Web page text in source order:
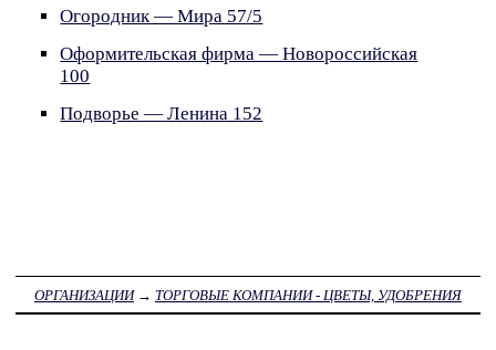
Огородник — Мира 57/5
Оформительская фирма — Новороссийская
100
Подворье — Ленина 152
ОРГАНИЗАЦИИ→ ТОРГОВЫЕ КОМПАНИИ - ЦВЕТЫ, УДОБРЕНИЯ